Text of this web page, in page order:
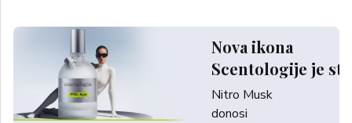
Nova ikona
Scentologije je
Nitro Musk
donosi